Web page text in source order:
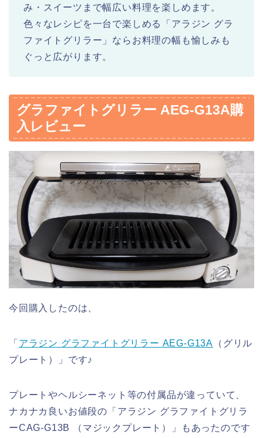
み・スイーツまで幅広い料理を楽しめます。
色々なレシピを一台で楽しめる「アラジン グラ
ファイトグリラー」ならお料理の幅も愉しみも
ぐっと広がります。
グラファイトグリラー AEG-G13A購
入レビュー
今回購入したのは、
「 アラジン グラファイトグリラー AEG-G13A （グリル
プレート）」です♪
プレートやヘルシーネット等の付属品が違っていて、
ナカナカ良いお値段の「アラジン グラファイトグリラ
ーCAG-G13B （マジックプレート）」もあったのです